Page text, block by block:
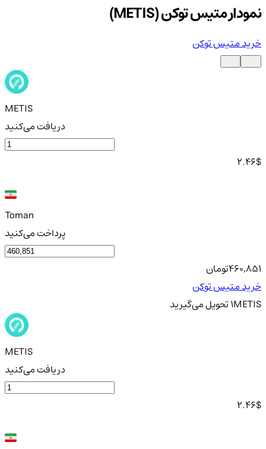
نمودار متیس توکن (METIS)
خرید متیس توکن
METIS
دریافت می‌کنید
2.46$
Toman
پرداخت می‌کنید
460,851تومان
خرید متیس توکن
1METISتحویلمی‌گیرید
METIS
دریافت می‌کنید
2.46$